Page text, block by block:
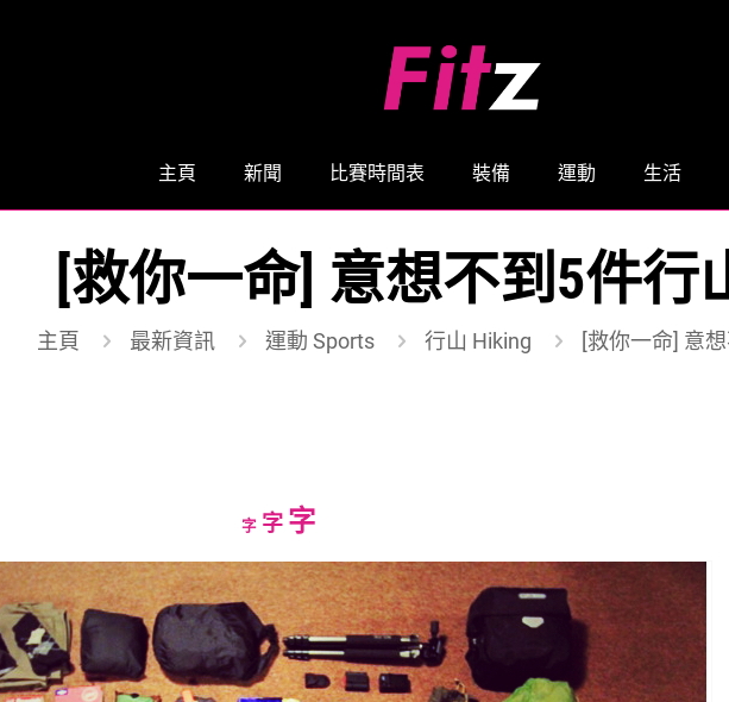
主頁 新聞 比賽時間表 裝備 運動 生活
[救你一命] 意想不到5件行
主頁 最新資訊 運動 Sports 行山 Hiking [救你一命] 意
字Decrease
size.
字Reset
size.
字Increase
font
size.